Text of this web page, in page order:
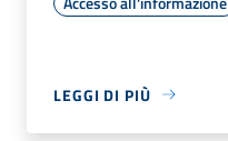
LEGGI DI PIÙ